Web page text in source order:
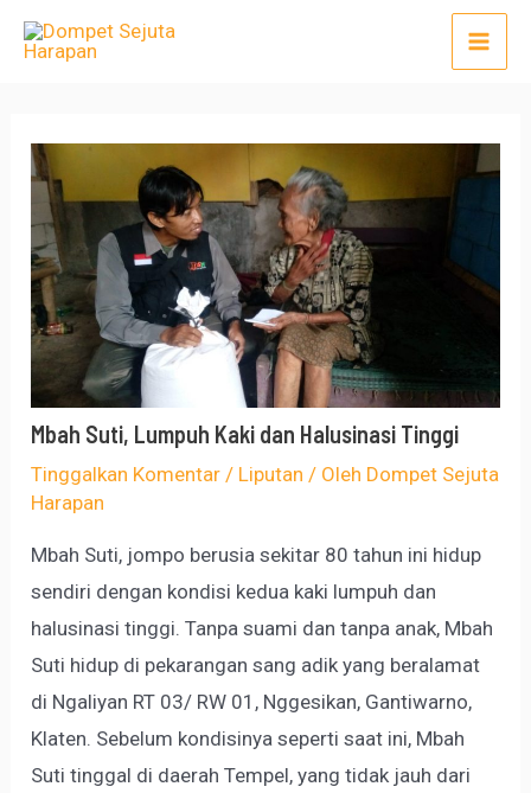
Lewati
Main
Mbah Suti, Lumpuh Kaki dan Halusinasi Tinggi
Tinggalkan Komentar / Liputan / Oleh Dompet Sejuta
Harapan
Mbah Suti, jompo berusia sekitar 80 tahun ini hidup
sendiri dengan kondisi kedua kaki lumpuh dan
halusinasi tinggi. Tanpa suami dan tanpa anak, Mbah
Suti hidup di pekarangan sang adik yang beralamat
di Ngaliyan RT 03/ RW 01, Nggesikan, Gantiwarno,
Klaten. Sebelum kondisinya seperti saat ini, Mbah
Suti tinggal di daerah Tempel, yang tidak jauh dari
Post
navigation